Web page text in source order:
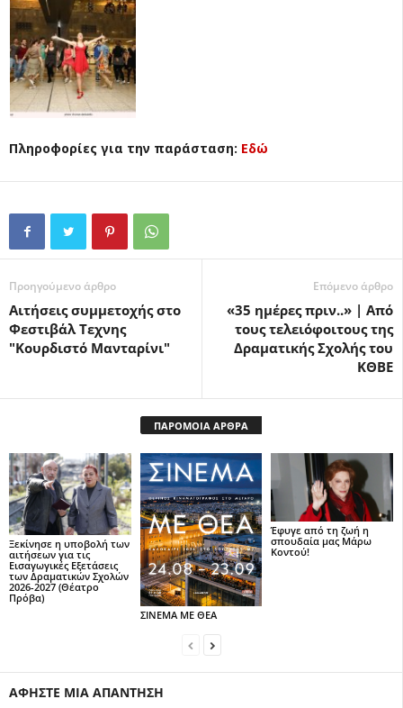
Πληροφορίες για την παράσταση: Εδώ
Προηγούμενο άρθρο
Αιτήσεις συμμετοχής στο
Φεστιβάλ Τεχνης
"Κουρδιστό Μανταρίνι"
Επόμενο άρθρο
«35 ημέρες πριν..» | Από
τους τελειόφοιτους της
Δραματικής Σχολής του
ΚΘΒΕ
ΠΑΡΟΜΟΙΑ ΑΡΘΡΑ
Ξεκίνησε η υποβολή των
αιτήσεων για τις
Εισαγωγικές Εξετάσεις
των Δραματικών Σχολών
2026-2027 (Θέατρο
Πρόβα)
ΣΙΝΕΜΑ ΜΕ ΘΕΑ
Έφυγε από τη ζωή η
σπουδαία μας Μάρω
Κοντού!
ΑΦΗΣΤΕ ΜΙΑ ΑΠΑΝΤΗΣΗ